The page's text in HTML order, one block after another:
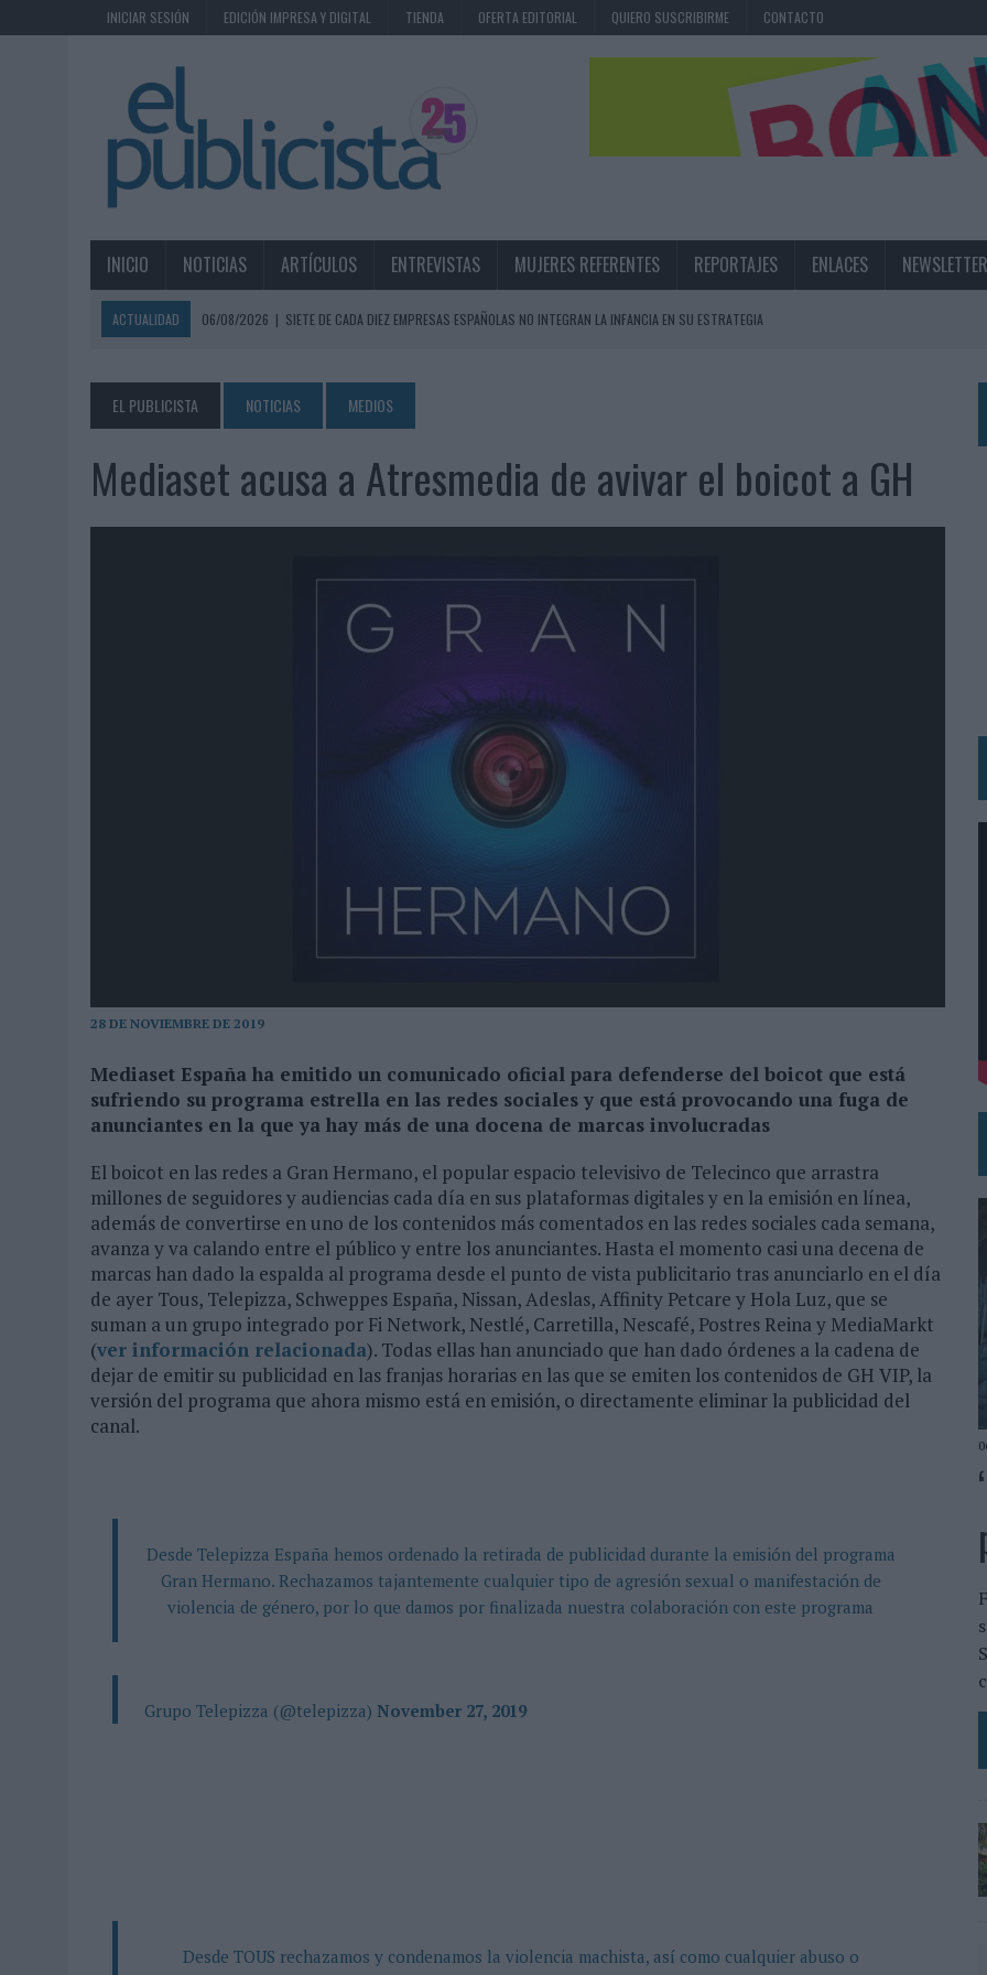
INICIAR SESIÓN EDICIÓN IMPRESA Y DIGITAL TIENDA OFERTA EDITORIAL QUIERO SUSCRIBIRME CONTACTO
INICIO NOTICIAS ARTÍCULOS ENTREVISTAS MUJERES REFERENTES REPORTAJES ENLACES NEWSLETTER
ACTUALIDAD 06/08/2026 | SIETE DE CADA DIEZ EMPRESAS ESPAÑOLAS NO INTEGRAN LA INFANCIA EN SU ESTRATEGIA
06/08/2026 | EL USO DE LA IA GENERATIVA ALCANZA YA AL 62% DE LOS ESPAÑOLES
06/08/2026
SYSTEM1 NOMBRA A KIMBERLY BASTONI COMO NUEVA DIRECTORA COMERCIAL GLOBAL
06/08/2026 |
FRIGO Y UNIQLO LANZAN UNA COLECCIÓN PERSONALIZABLE INSPIRADA EN CORNETTO, CALIPPO Y SOLERO
BEON WORLDWIDE LANZA RAÍZ URBANA PARA TRANSFORMAR EL PATRIMONIO HISTÓRICO EN ACTIVOS CULTURALES Y ECONÓMICOS
FABRA COMUNICACIÓN INCORPORA A CASONÁ Y ASUME LA GESTIÓN DE SUS RELACIONES CON LOS MEDIOS
LOPESAN HOTELS & RESORTS ACERCA EL PARAÍSO CANARIO EN SU ÚLTIMA CAMPAÑA INTERNACIONAL
‘EL PARAÍSO MÁS CERCA’, DE 22GRADOS PARA LOPESAN HOTELS & RESORTS
‘LA ÚNICA CERVEZA DEL MUNDO QUE SE DISFRUTA DOS VECES’, DE INUSUALY PARA CERVEZA CAPAZ
‘EL FÚTBOL SIN LAS PERSONAS’, DE DENTSU CREATIVE PARA ORANGE
BABARIA Y MAXIBON SON ‘EL MATCH PERFECTO DEL VERANO’
AUDIBLE REIVINDICA EL PODER TRANSFORMADOR DEL AUDIO EN SU NUEVA CAMPAÑA GLOBAL DE MARCA
03/08/2026 | MOVISTAR APELA A LA ILUSIÓN DE LAS AFICIONES PARA EL REGRESO DEL FÚTBOL
EL PUBLICISTA NOTICIAS MEDIOS
Mediaset acusa a Atresmedia de avivar el boicot a GH
28 DE NOVIEMBRE DE 2019
Mediaset España ha emitido un comunicado oficial para defenderse del boicot que está
sufriendo su programa estrella en las redes sociales y que está provocando una fuga de
anunciantes en la que ya hay más de una docena de marcas involucradas
El boicot en las redes a Gran Hermano, el popular espacio televisivo de Telecinco que arrastra
millones de seguidores y audiencias cada día en sus plataformas digitales y en la emisión en línea,
además de convertirse en uno de los contenidos más comentados en las redes sociales cada semana,
avanza y va calando entre el público y entre los anunciantes. Hasta el momento casi una decena de
marcas han dado la espalda al programa desde el punto de vista publicitario tras anunciarlo en el día
de ayer Tous, Telepizza, Schweppes España, Nissan, Adeslas, Affinity Petcare y Hola Luz, que se
suman a un grupo integrado por Fi Network, Nestlé, Carretilla, Nescafé, Postres Reina y MediaMarkt
(ver información relacionada). Todas ellas han anunciado que han dado órdenes a la cadena de
dejar de emitir su publicidad en las franjas horarias en las que se emiten los contenidos de GH VIP, la
versión del programa que ahora mismo está en emisión, o directamente eliminar la publicidad del
canal.
Desde Telepizza España hemos ordenado la retirada de publicidad durante la emisión del programa
Gran Hermano. Rechazamos tajantemente cualquier tipo de agresión sexual o manifestación de
violencia de género, por lo que damos por finalizada nuestra colaboración con este programa
 Grupo Telepizza (@telepizza) November 27, 2019
Desde TOUS rechazamos y condenamos la violencia machista, así como cualquier abuso o